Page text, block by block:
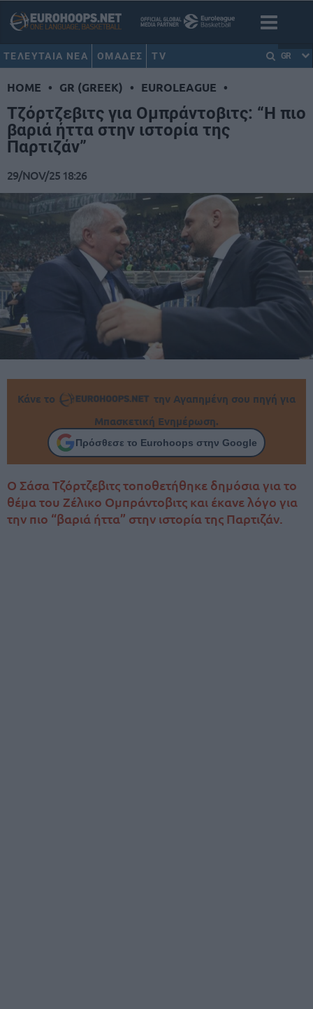
ΤΕΛΕΥΤΑΙΑ ΝΕΑ ΟΜΑΔΕΣ TV GR
HOME • GR (GREEK) • EUROLEAGUE •
Τζόρτζεβιτς για Ομπράντοβιτς: “Η πιο
βαριά ήττα στην ιστορία της
Παρτιζάν”
29/NOV/25 18:26
Κάνε το
την Αγαπημένη σου πηγή για
Μπασκετική Ενημέρωση.
Πρόσθεσε το Eurohoops στην Google
Ο Σάσα Τζόρτζεβιτς τοποθετήθηκε δημόσια για το
θέμα του Ζέλικο Ομπράντοβιτς και έκανε λόγο για
την πιο “βαριά ήττα” στην ιστορία της Παρτιζάν.